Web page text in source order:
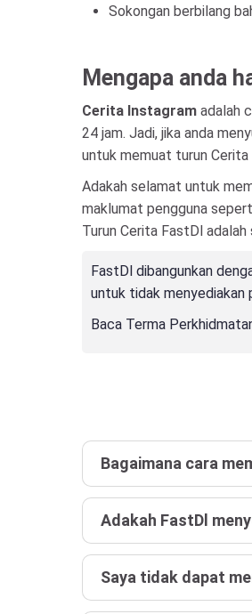
Sokongan berbilang
Mengapa anda
Cerita Instagram adalah
24 jam. Jadi, jika anda
untuk memuat turun
Adakah selamat untuk
maklumat pengguna
Turun Cerita FastDl
FastDl dibangunkan
untuk tidak menyediakan
Baca Terma
Bagaimana cara
Adakah FastDl
Saya tidak dapat